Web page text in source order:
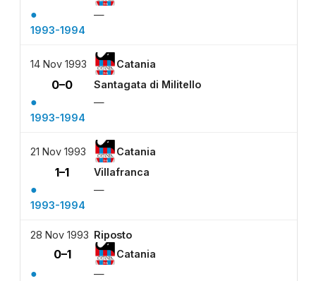
●
—
1993-1994
14 Nov 1993 Catania
0–0 Santagata di Militello
●
—
1993-1994
21 Nov 1993 Catania
1–1 Villafranca
●
—
1993-1994
28 Nov 1993 Riposto
0–1 Catania
●
—